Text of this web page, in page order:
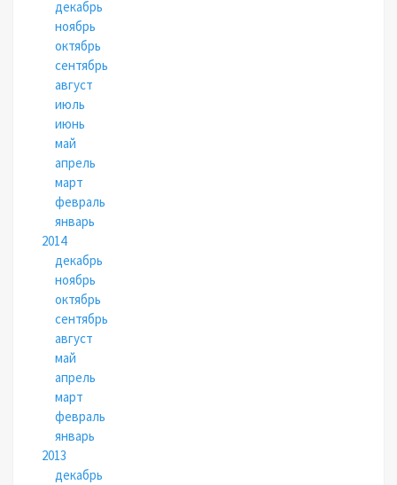
декабрь
ноябрь
октябрь
сентябрь
август
июль
июнь
май
апрель
март
февраль
январь
2014
декабрь
ноябрь
октябрь
сентябрь
август
май
апрель
март
февраль
январь
2013
декабрь